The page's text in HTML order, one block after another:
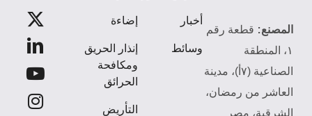
المصنع: قطعة رقم
١، المنطقة
الصناعية (٧أ)، مدينة
العاشر من رمضان،
الشرقية، مصر
أخبار
وسائط
إضاءة
إنذار الحريق
ومكافحة
الحرائق
التأريض
x-
linkedin
youtube